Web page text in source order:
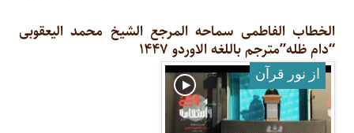
الخطاب الفاطمی سماحه المرجع الشیخ محمد الیعقوبی
“دام ظله”مترجم باللغه الاوردو ۱۴۴۷
از نور قرآن